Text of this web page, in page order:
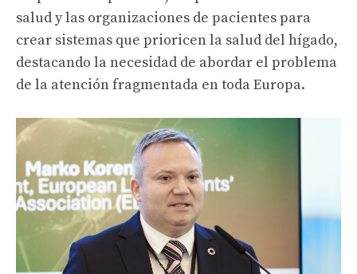
salud y las organizaciones de pacientes para
crear sistemas que prioricen la salud del hígado,
destacando la necesidad de abordar el problema
de la atención fragmentada en toda Europa.